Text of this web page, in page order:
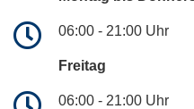
06:00 - 21:00 Uhr
Freitag
06:00 - 21:00 Uhr